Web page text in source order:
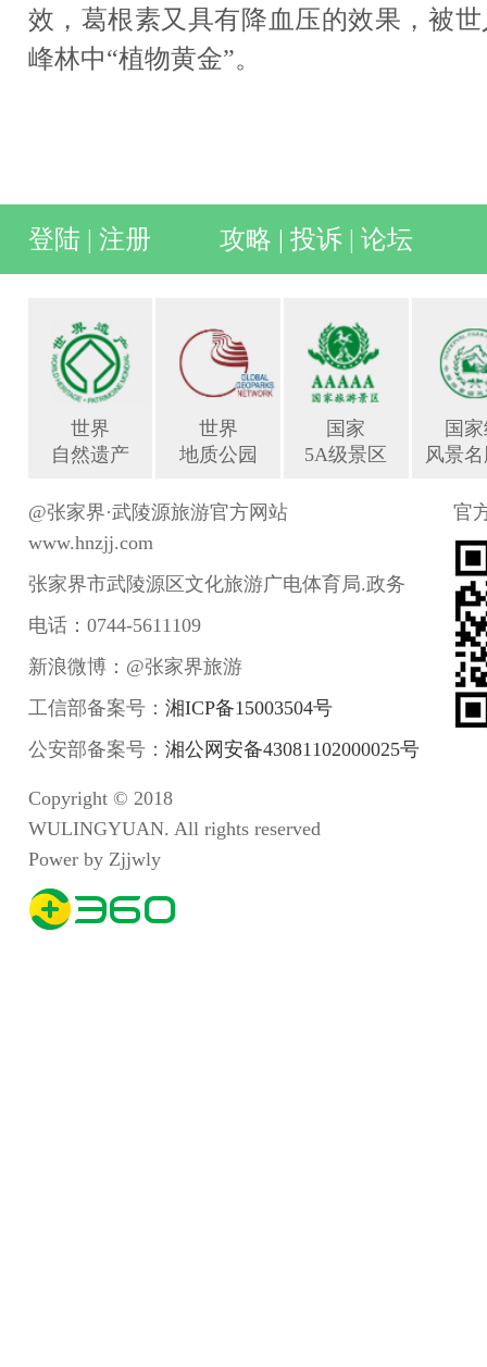
效，葛根素又具有降血压的效果，被
峰林中“植物黄金”。
登陆| 注册 攻略 | 投诉| 论坛
世界
自然遗产
世界
地质公园
国家
5A级景区
国
风景
@张家界·武陵源旅游官方网站
www.hnzjj.com
张家界市武陵源区文化旅游广电体育局.政务
电话：0744-5611109
新浪微博：@张家界旅游
工信部备案号： 湘ICP备15003504号
公安部备案号： 湘公网安备43081102000025号
Copyright © 2018
WULINGYUAN. All rights reserved
Power by Zjjwly
官